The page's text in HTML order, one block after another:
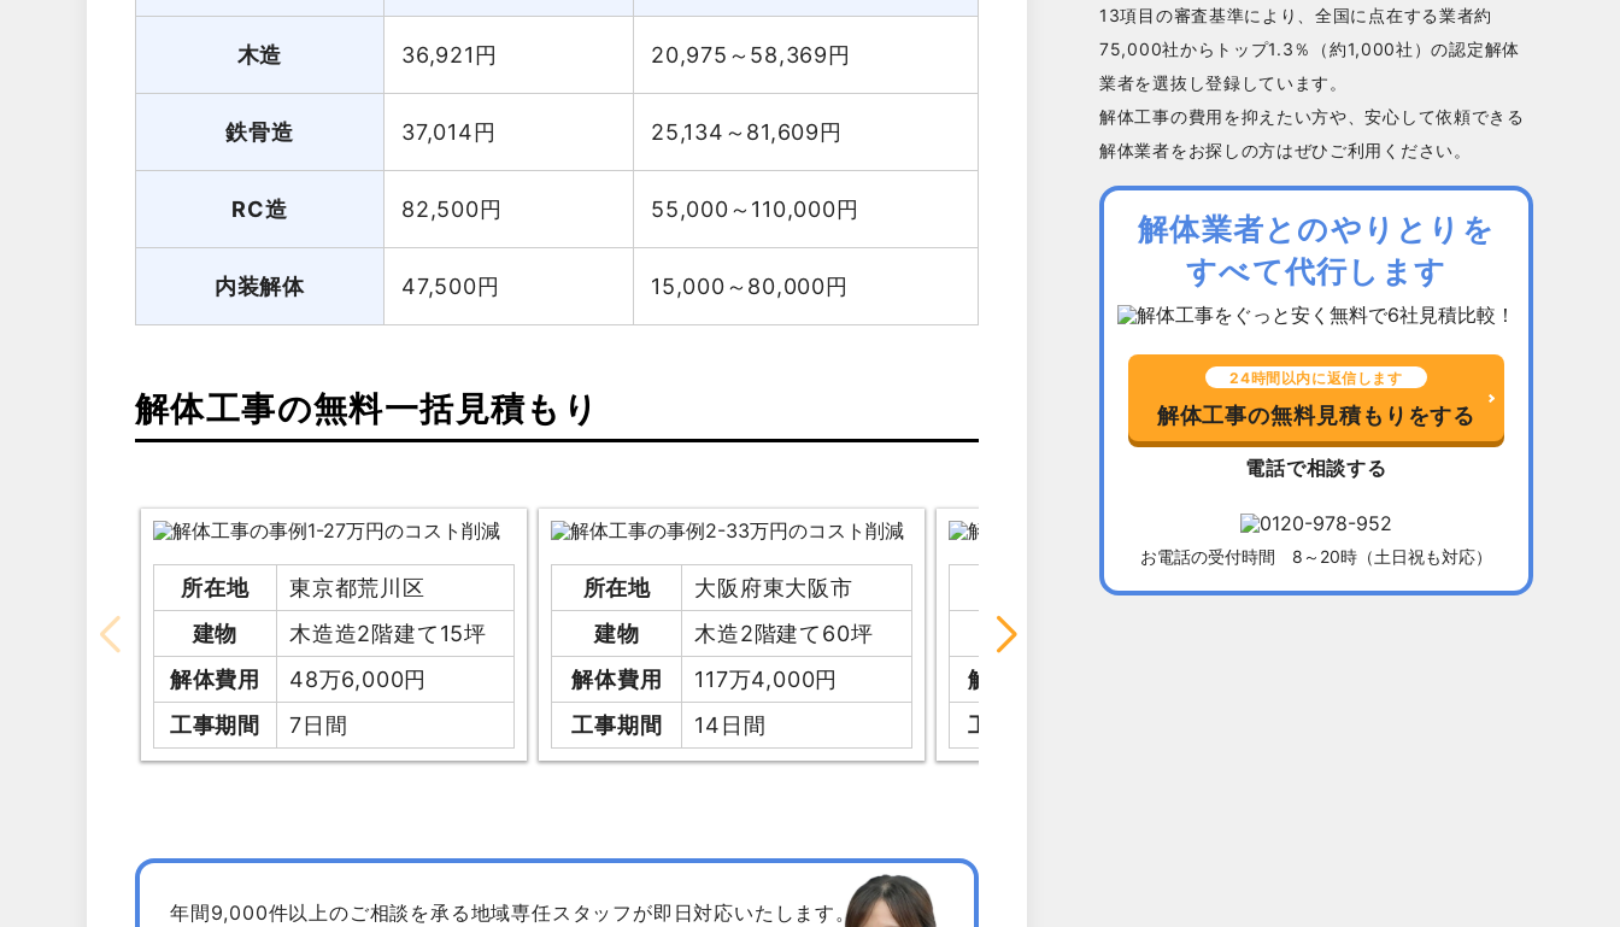
木造 36,921 円 20,975～58,369円
鉄骨造 37,014円 25,134～81,609円
RC造 82,500円 55,000～110,000円
内装解体 47,500円 15,000～80,000円
解体工事の無料一括見積もり
所在地
東京都荒川区
建物
木造造2階建て15坪
解体費用
48万6,000円
工事期間
7日間
所在地
大阪府東大阪市
建物
木造2階建て60坪
解体費用
117万4,000円
工事期間
14日間
千葉県習志野市
建物
解体費用
工事期間
所在地
福岡県北九
年間9,000件以上のご相談を承る地域専任スタッフが即日対応いたします。
13項目の審査基準により、全国に点在する業者約
75,000社からトップ1.3％（約1,000社）の認定解体
業者を選抜し登録しています。
解体工事の費用を抑えたい方や、安心して依頼できる
解体業者をお探しの方はぜひご利用ください。
解体業者とのやりとりを
すべて代行します
24時間以内に返信します
解体工事の無料見積もりをする
電話で相談する
お電話の受付時間 8～20時（土日祝も対応）